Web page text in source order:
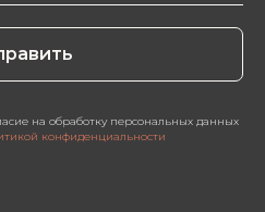
на обработку персональных данных
конфиденциальности